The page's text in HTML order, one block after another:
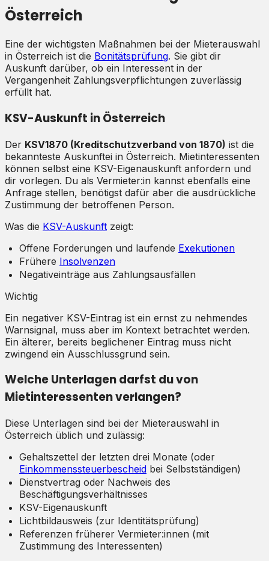
Österreich
Eine der wichtigsten Maßnahmen bei der Mieterauswahl
in Österreich ist die Bonitätsprüfung. Sie gibt dir
Auskunft darüber, ob ein Interessent in der
Vergangenheit Zahlungsverpflichtungen zuverlässig
erfüllt hat.
KSV-Auskunft in Österreich
Der KSV1870 (Kreditschutzverband von 1870) ist die
bekannteste Auskunftei in Österreich. Mietinteressenten
können selbst eine KSV-Eigenauskunft anfordern und
dir vorlegen. Du als Vermieter:in kannst ebenfalls eine
Anfrage stellen, benötigst dafür aber die ausdrückliche
Zustimmung der betroffenen Person.
Was die KSV-Auskunft zeigt:
Offene Forderungen und laufende Exekutionen
Frühere Insolvenzen
Negativeinträge aus Zahlungsausfällen
Wichtig
Ein negativer KSV-Eintrag ist ein ernst zu nehmendes
Warnsignal, muss aber im Kontext betrachtet werden.
Ein älterer, bereits beglichener Eintrag muss nicht
zwingend ein Ausschlussgrund sein.
Welche Unterlagen darfst du von
Mietinteressenten verlangen?
Diese Unterlagen sind bei der Mieterauswahl in
Österreich üblich und zulässig:
Gehaltszettel der letzten drei Monate (oder
Einkommenssteuerbescheid bei Selbstständigen)
Dienstvertrag oder Nachweis des
Beschäftigungsverhältnisses
KSV-Eigenauskunft
Lichtbildausweis (zur Identitätsprüfung)
Referenzen früherer Vermieter:innen (mit
Zustimmung des Interessenten)